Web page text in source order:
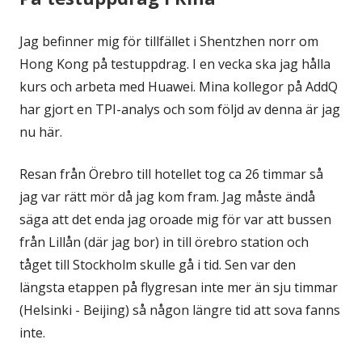
Jag befinner mig för tillfället i Shentzhen norr om
Hong Kong på testuppdrag. I en vecka ska jag hålla
kurs och arbeta med Huawei. Mina kollegor på AddQ
har gjort en TPI-analys och som följd av denna är jag
nu här.
Resan från Örebro till hotellet tog ca 26 timmar så
jag var rätt mör då jag kom fram. Jag måste ändå
säga att det enda jag oroade mig för var att bussen
från Lillån (där jag bor) in till örebro station och
tåget till Stockholm skulle gå i tid. Sen var den
längsta etappen på flygresan inte mer än sju timmar
(Helsinki - Beijing) så någon längre tid att sova fanns
inte.